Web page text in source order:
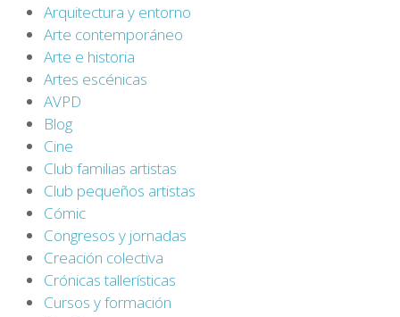
Arquitectura y entorno
Arte contemporáneo
Arte e historia
Artes escénicas
AVPD
Blog
Cine
Club familias artistas
Club pequeños artistas
Cómic
Congresos y jornadas
Creación colectiva
Crónicas tallerísticas
Cursos y formación